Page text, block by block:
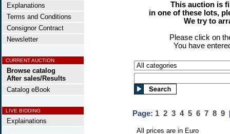
Explanations
Terms and Conditions
Consignor Contract
Newsletter
CURRENT AUCTION
Browse catalog
After sales/Results
Catalog eBook
LIVE BIDDING
Explainations
This auction is
in one of these lots,
We try to
Please click on
You have
Page: 1 2 3 4 5 6 7 8 9
All prices are in Euro